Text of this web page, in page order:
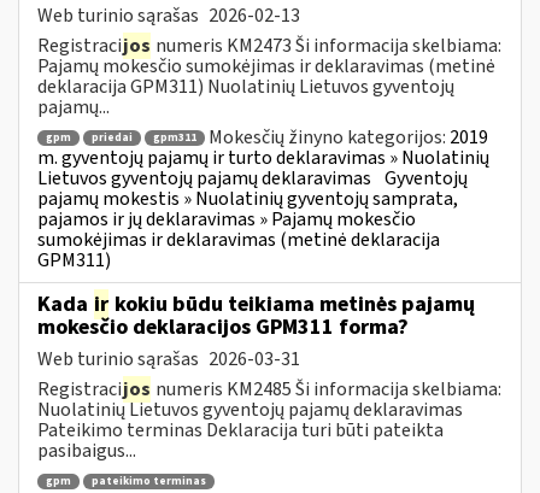
Web turinio sąrašas 2026-02-13
Registracijos numeris KM2473 Ši informacija skelbiama:
Pajamų mokesčio sumokėjimas ir deklaravimas (metinė
deklaracija GPM311) Nuolatinių Lietuvos gyventojų
pajamų...
gpm priedai gpm311 Mokesčių žinyno kategorijos: 2019
m. gyventojų pajamų ir turto deklaravimas » Nuolatinių
Lietuvos gyventojų pajamų deklaravimas Gyventojų
pajamų mokestis » Nuolatinių gyventojų samprata,
pajamos ir jų deklaravimas » Pajamų mokesčio
sumokėjimas ir deklaravimas (metinė deklaracija
GPM311)
Kada ir kokiu būdu teikiama metinės pajamų
mokesčio deklaracijos GPM311 forma?
Web turinio sąrašas 2026-03-31
Registracijos numeris KM2485 Ši informacija skelbiama:
Nuolatinių Lietuvos gyventojų pajamų deklaravimas
Pateikimo terminas Deklaracija turi būti pateikta
pasibaigus...
gpm
pateikimo terminas